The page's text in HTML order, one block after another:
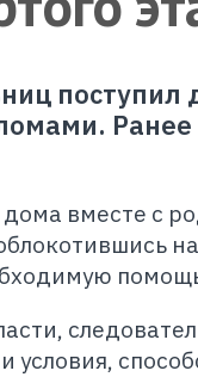
поступил
вместе с
условия,